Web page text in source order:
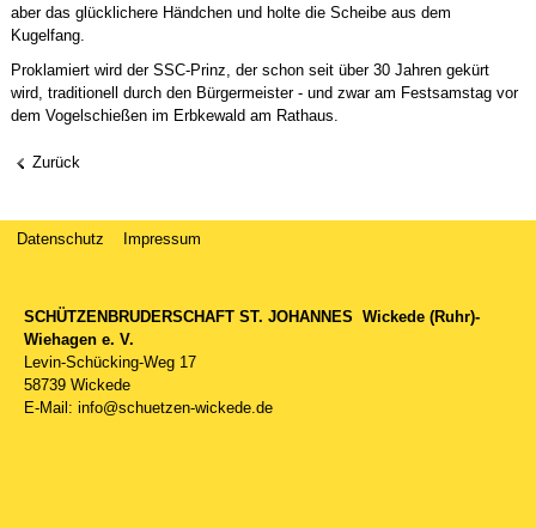
aber das glücklichere Händchen und holte die Scheibe aus dem
Kugelfang.
Proklamiert wird der SSC-Prinz, der schon seit über 30 Jahren gekürt
wird, traditionell durch den Bürgermeister - und zwar am Festsamstag vor
dem Vogelschießen im Erbkewald am Rathaus.
Zurück
Datenschutz Impressum
SCHÜTZENBRUDERSCHAFT ST. JOHANNES Wickede (Ruhr)-
Wiehagen e. V.
Levin-Schücking-Weg 17
58739 Wickede
E-Mail: info@schuetzen-wickede.de